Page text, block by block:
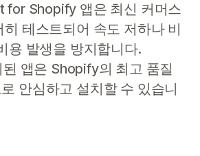
for Shopify 앱은 최신 커머스
테스트되어 속도 저하나 비
용 발생을 방지합니다.
앱은 Shopify의 최고 품질
안심하고 설치할 수 있습니